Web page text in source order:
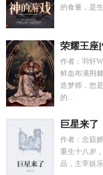
的食量，是
荣耀王座
作者：羽轩W
鲜血布满荆
造梦师，您
的...
巨星来了
作者：念笯娇
重生十八岁
品，主宰娱